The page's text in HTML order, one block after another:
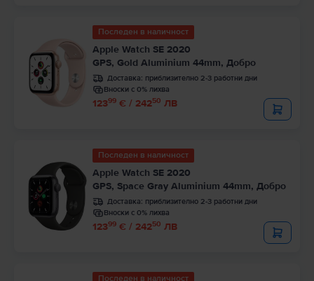
Последен в наличност
Apple Watch SE 2020
GPS, Gold Aluminium 44mm, Добро
Доставка: приблизително 2-3 работни дни
Вноски с 0% лихва
12399 € / 24250 ЛВ
Последен в наличност
Apple Watch SE 2020
GPS, Space Gray Aluminium 44mm, Добро
Доставка: приблизително 2-3 работни дни
Вноски с 0% лихва
12399 € / 24250 ЛВ
Последен в наличност